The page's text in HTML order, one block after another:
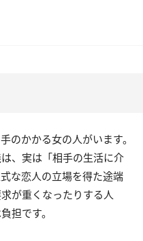
のかかる女の人がいます。
、実は「相手の生活に介
な恋人の立場を得た途端
が重くなったりする人
担です。